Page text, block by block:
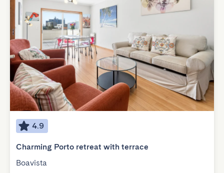
4.9
Charming Porto retreat with terrace
Boavista